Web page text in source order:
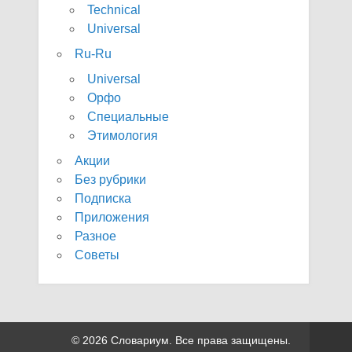
Technical
Universal
Ru-Ru
Universal
Орфо
Специальные
Этимология
Акции
Без рубрики
Подписка
Приложения
Разное
Советы
© 2026 Словариум. Все права защищены.